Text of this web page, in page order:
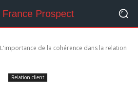
France Prospect
L'importance de la cohérence dans la relation
Relation client